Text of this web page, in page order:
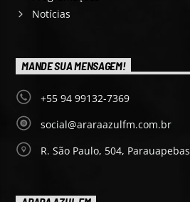
Notícias
MANDE SUA MENSAGEM!
+55 94 99132-7369
social@araraazulfm.com.br
R. São Paulo, 504, Parauapebas